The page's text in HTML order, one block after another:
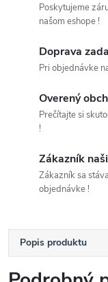
Poskytujeme
našom eshope !
Doprava
Pri objednávke
Overený
Prečítajte si
!
Zákazník
Zákazník sa
objednávke !
Popis produktu